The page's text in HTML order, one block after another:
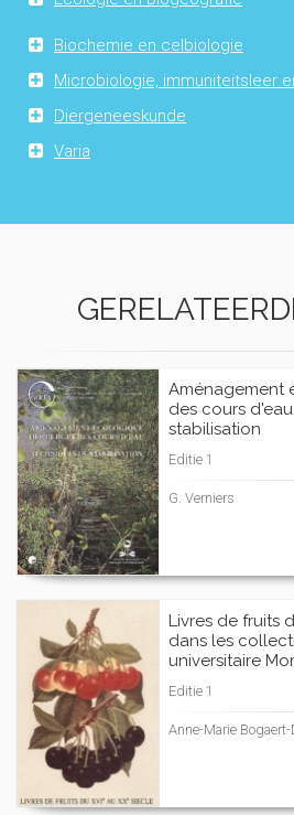
Biochemie en celbiologie
Microbiologie, immuniteitsleer
Diergeneeskunde
Varia
Aménagement
des cours
stabilisation
Editie 1
G. Verniers
Livres de fruits
dans les
universitaire
Editie 1
Anne-Marie